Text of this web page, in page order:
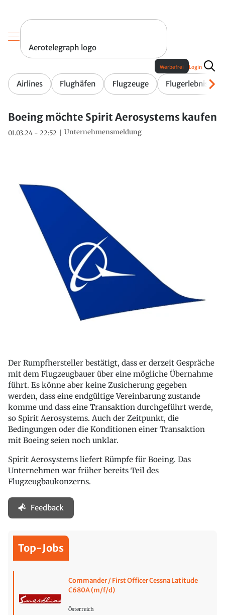
Aerotelegraph logo
Airlines Flughäfen Flugzeuge Flugerlebnis
Werbefrei Login
Boeing möchte Spirit Aerosystems kaufen
01.03.24 - 22:52 Unternehmensmeldung
Der Rumpfhersteller bestätigt, dass er derzeit Gespräche
mit dem Flugzeugbauer über eine mögliche Übernahme
führt. Es könne aber keine Zusicherung gegeben
werden, dass eine endgültige Vereinbarung zustande
komme und dass eine Transaktion durchgeführt werde,
so Spirit Aerosystems. Auch der Zeitpunkt, die
Bedingungen oder die Konditionen einer Transaktion
mit Boeing seien noch unklar.
Spirit Aerosystems liefert Rümpfe für Boeing. Das
Unternehmen war früher bereits Teil des
Flugzeugbaukonzerns.
Feedback
Top-Jobs
Commander / First Officer Cessna Latitude
C680A (m/f/d)
Österreich